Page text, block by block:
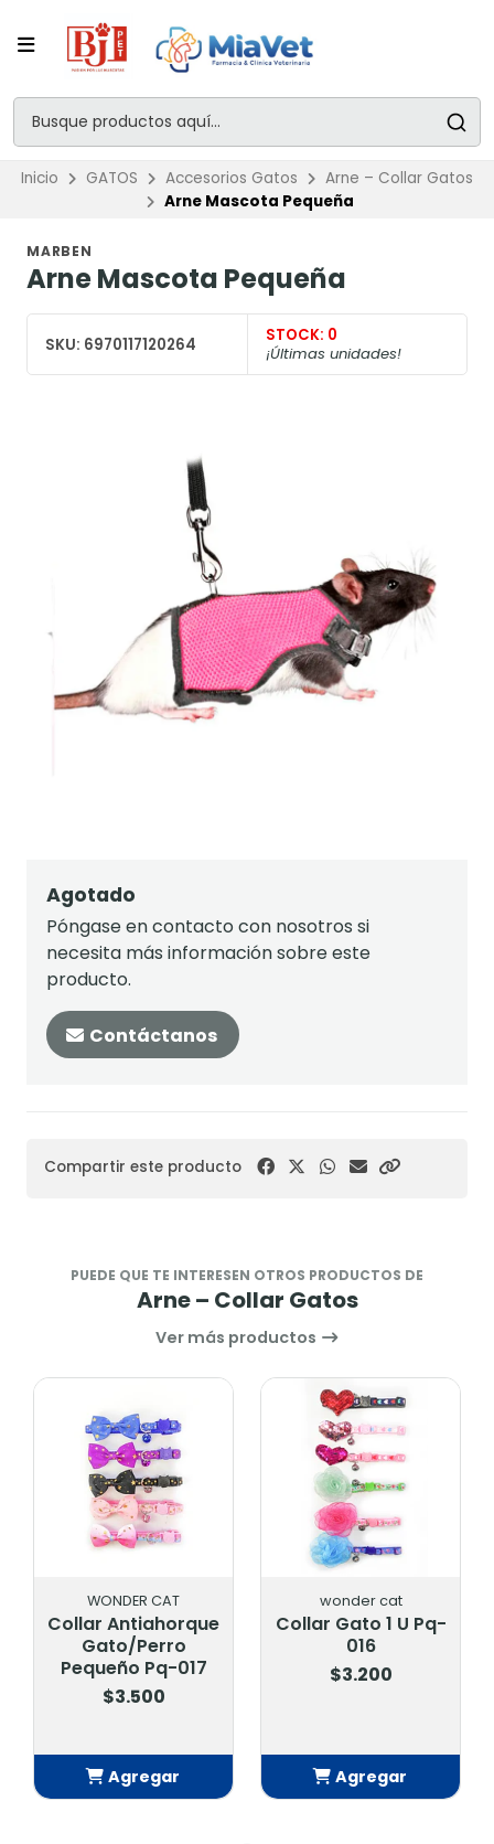
Inicio GATOS Accesorios Gatos
Arne – Collar Gatos
Arne Mascota Pequeña
MARBEN
Arne Mascota Pequeña
SKU: 6970117120264 STOCK: 0
¡Últimas unidades!
Agotado
Póngase en contacto con nosotros si
necesita más información sobre este
producto.
Contáctanos
Compartir este producto
PUEDE QUE TE INTERESEN OTROS PRODUCTOS DE
Arne – Collar Gatos
Ver más productos
WONDER CAT
Collar Antiahorque
Gato/Perro
Pequeño Pq-017
$3.500
Agregar
wonder cat
Collar Gato 1 U Pq-
016
$3.200
Agregar